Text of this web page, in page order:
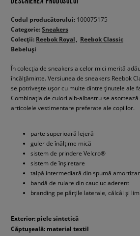
Codul producătorului: 100075175
Categorie:Sneakers
Colecții: Reebok Royal
Reebok Classic
Bebeluși
În colecția de sneakers a celor mici merită
încălțăminte. Versiunea de sneakers Reebok
se potrivește ușor cu multe dintre ținutele ale
Combinația de culori alb-albastru se
articolele vestimentare preferate ale copiilor.
parte superioară lejeră
guler de înălțime mică
sistem de prindere Velcro®
sistem de înșiretare
talpă intermediară din spumă
bandă de rulare din cauciuc aderent
branding pe părțile laterale, călcâi și
Exterior: piele sintetică
Căptușeală: material textil